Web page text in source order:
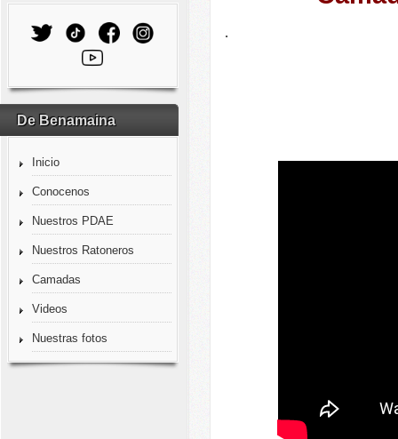
De Benamaina
Inicio
Conocenos
Nuestros PDAE
Nuestros Ratoneros
Camadas
Videos
Nuestras fotos
.